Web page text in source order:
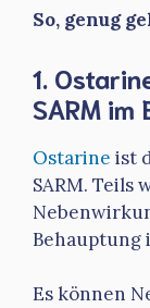
So, genug
1.
SARM im
Ostarine ist
SARM. Teils
Behauptung
Es können